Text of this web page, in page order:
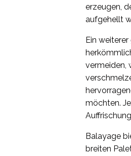
erzeugen,
aufgehellt
Ein
vermeiden,
möchten.
Balayage
breiten